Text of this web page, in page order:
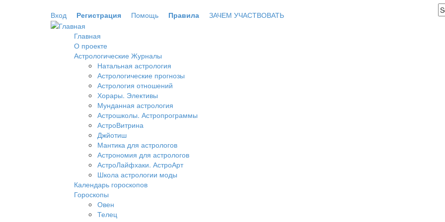
Вход
Регистрация Помощь Правила ЗАЧЕМ УЧАСТВОВАТЬ
Главная
О проекте
Астрологические Журналы
Натальная астрология
Астрологические прогнозы
Астрология отношений
Хорары. Элективы
Мунданная астрология
Астрошколы. Астропрограммы
АстроВитрина
Джйотиш
Мантика для астрологов
Астрономия для астрологов
АстроЛайфхаки. АстроАрт
Школа астрологии моды
Календарь гороскопов
Гороскопы
Овен
Телец